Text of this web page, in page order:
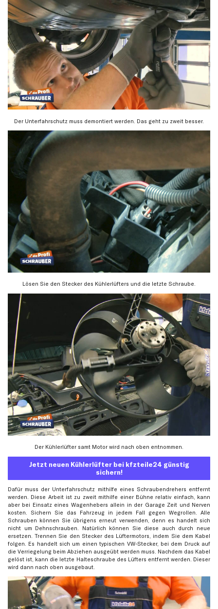
Der Unterfahrschutz muss demontiert werden. Das geht zu zweit besser.
Lösen Sie den Stecker des Kühlerlüfters und die letzte Schraube.
Der Kühlerlüfter samt Motor wird nach oben entnommen.
Jetzt neuen Kühlerlüfter bei kfzteile24 günstig
sichern!
Dafür muss der Unterfahrschutz mithilfe eines Schraubendrehers entfernt
werden. Diese Arbeit ist zu zweit mithilfe einer Bühne relativ einfach, kann
aber bei Einsatz eines Wagenhebers allein in der Garage Zeit und Nerven
kosten. Sichern Sie das Fahrzeug in jedem Fall gegen Wegrollen. Alle
Schrauben können Sie übrigens erneut verwenden, denn es handelt sich
nicht um Dehnschrauben. Natürlich können Sie diese auch durch neue
ersetzen. Trennen Sie den Stecker des Lüftermotors, indem Sie dem Kabel
folgen. Es handelt sich um einen typischen VW-Stecker, bei dem Druck auf
die Verriegelung beim Abziehen ausgeübt werden muss. Nachdem das Kabel
gelöst ist, kann die letzte Halteschraube des Lüfters entfernt werden. Dieser
wird dann nach oben ausgebaut.